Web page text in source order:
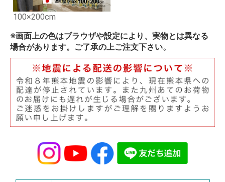
100×200cm
※画面上の色はブラウザや設定により、実物とは異なる
場合があります。ご了承の上ご注文下さい。